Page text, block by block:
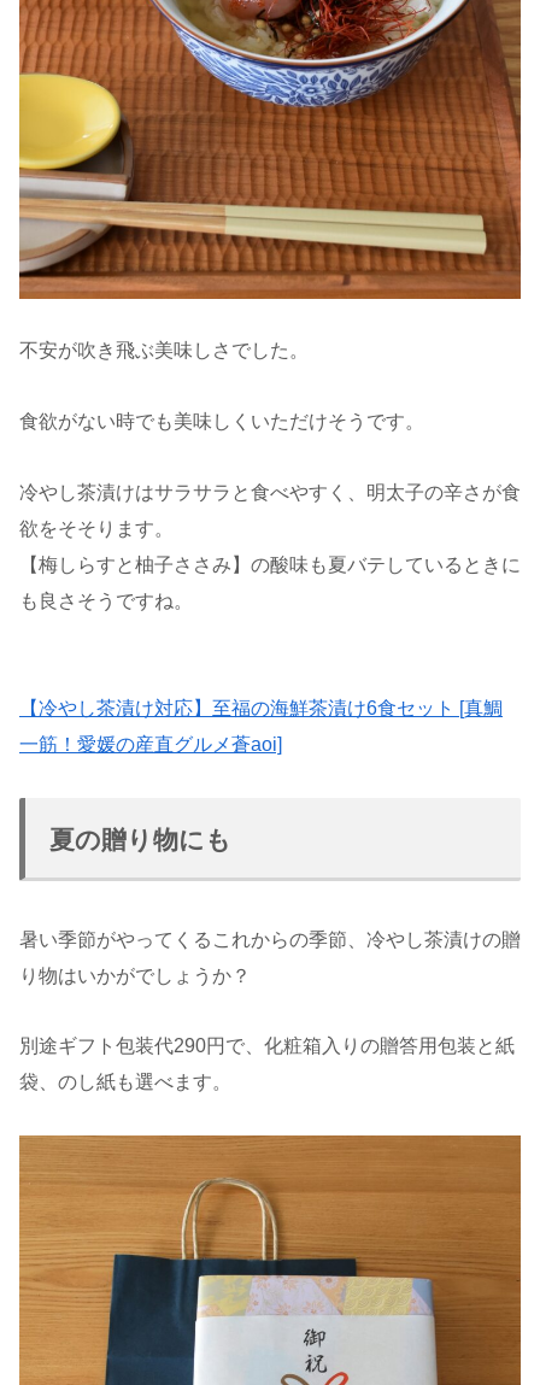
不安が吹き飛ぶ美味しさでした。
食欲がない時でも美味しくいただけそうです。
冷やし茶漬けはサラサラと食べやすく、明太子の辛さが食
欲をそそります。
【梅しらすと柚子ささみ】の酸味も夏バテしているときに
も良さそうですね。
【冷やし茶漬け対応】至福の海鮮茶漬け6食セット [真鯛
一筋！愛媛の産直グルメ蒼aoi]
夏の贈り物にも
暑い季節がやってくるこれからの季節、冷やし茶漬けの贈
り物はいかがでしょうか？
別途ギフト包装代290円で、化粧箱入りの贈答用包装と紙
袋、のし紙も選べます。